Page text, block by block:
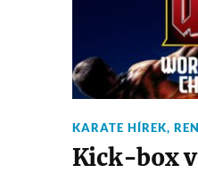
KARATE HÍREK,
Kick-box